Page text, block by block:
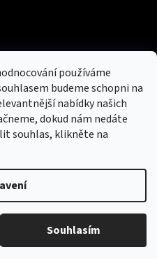
používáme
budeme schopni na
nabídky našich
dokud nám nedáte
souhlas, klikněte na
Souhlasím
zavazadly, tašky a peněženky
. Všechna práva